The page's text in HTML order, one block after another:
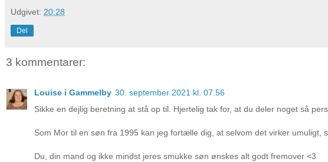
Udgivet: 20:28
Del
3 kommentarer:
Louise i Gammelby 30. september 2021 kl. 07.56
Sikke en dejlig beretning at stå op til. Hjertelig tak for, at du deler noget så
Som Mor til en søn fra 1995 kan jeg fortælle dig, at selvom det virker umuligt,
Du, din mand og ikke mindst jeres smukke søn ønskes alt godt fremover <3